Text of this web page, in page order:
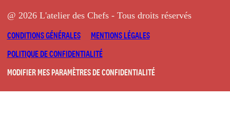
@ 2026 L'atelier des Chefs - Tous droits réservés
CONDITIONS GÉNÉRALES
MENTIONS LÉGALES
POLITIQUE DE CONFIDENTIALITÉ
MODIFIER MES PARAMÈTRES DE CONFIDENTIALITÉ